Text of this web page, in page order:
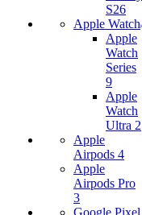
S26
Apple Watch
Apple
Watch
Series
9
Apple
Watch
Ultra 2
Apple
Airpods 4
Apple
Airpods Pro
3
Google Pixel